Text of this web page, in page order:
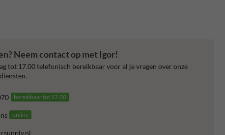
Neem contact op met Igor!
tot 17.00 telefonisch bereikbaar voor al je vragen over onze
bereikbaar tot 17.00
online